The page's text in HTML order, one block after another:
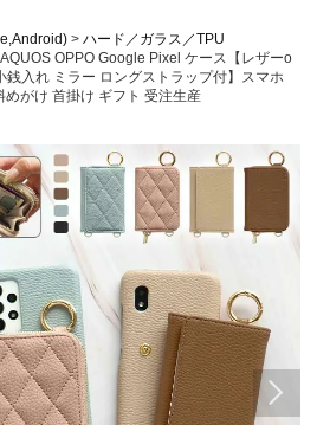
ハード／ガラス／TPU
OPPO Google Pixel ケース【レザーo
入れ ミラー ロングストラップ付】スマホ
がけ 首掛け ギフト 受注生産